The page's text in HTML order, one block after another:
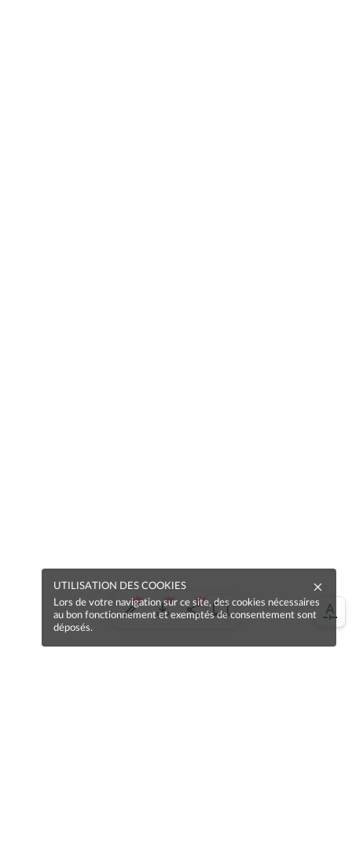
UTILISATION DES COOKIES
Lors de votre navigation sur ce site, des cookies nécessaires
au bon fonctionnement et exemptés de consentement sont
déposés.